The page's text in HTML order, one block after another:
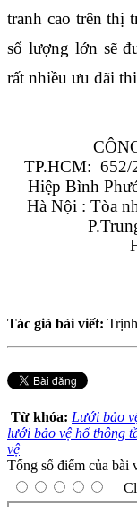
tranh cao trên thị
số lượng lớn sẽ
rất nhiều ưu đãi
TP.HCM:
Hiệp Bình
Hà Nội : Tòa
Tác giả bài viết:
Từ khóa: Lưới bảo
lưới bảo vệ hố thông
vệ
Tổng số điểm của bài